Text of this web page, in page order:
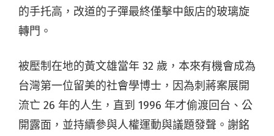
的手托高，改道的子彈最終僅擊中飯店的玻璃旋
轉門。
被壓制在地的黃文雄當年 32 歲，本來有機會成為
台灣第一位留美的社會學博士，因為刺蔣案展開
流亡 26 年的人生，直到 1996 年才偷渡回台、公
開露面，並持續參與人權運動與議題發聲。謝銘